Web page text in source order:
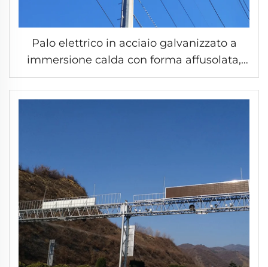
Palo elettrico in acciaio galvanizzato a
immersione calda con forma affusolata,
torre per la trasmissione elettrica antisurri,
palo in acciaio